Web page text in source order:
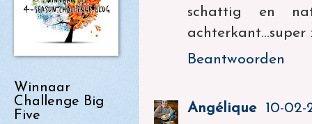
schattig en
achterkant…super
Beantwoorden
Angélique
10-
Winnaar
Challenge Big
Five